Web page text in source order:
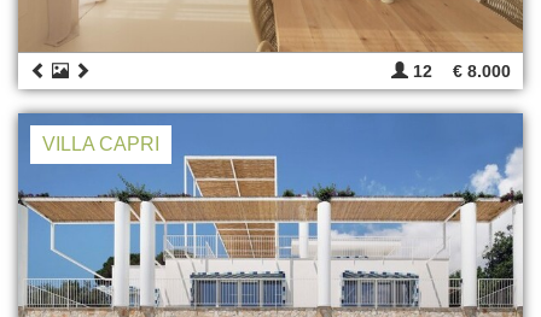
12 € 8.000
VILLA CAPRI